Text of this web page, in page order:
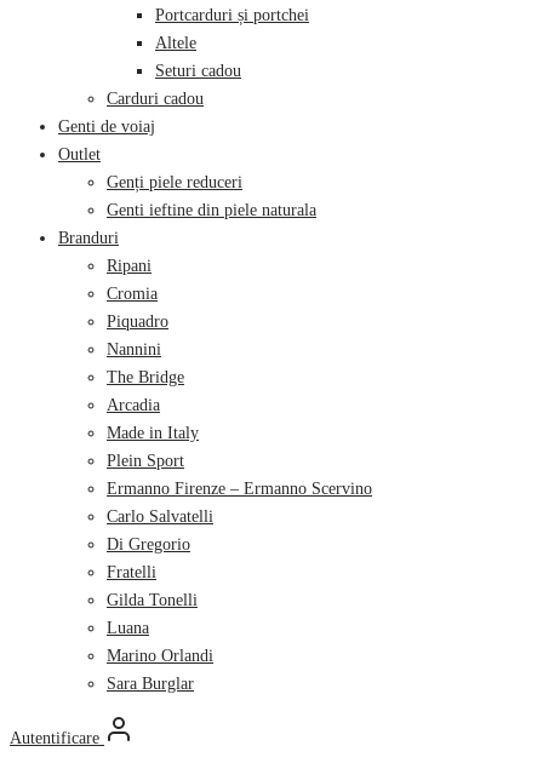
Portcarduri și portchei
Altele
Seturi cadou
Carduri cadou
Genti de voiaj
Outlet
Genți piele reduceri
Genti ieftine din piele naturala
Branduri
Ripani
Cromia
Piquadro
Nannini
The Bridge
Arcadia
Made in Italy
Plein Sport
Ermanno Firenze – Ermanno Scervino
Carlo Salvatelli
Di Gregorio
Fratelli
Gilda Tonelli
Luana
Marino Orlandi
Sara Burglar
Autentificare